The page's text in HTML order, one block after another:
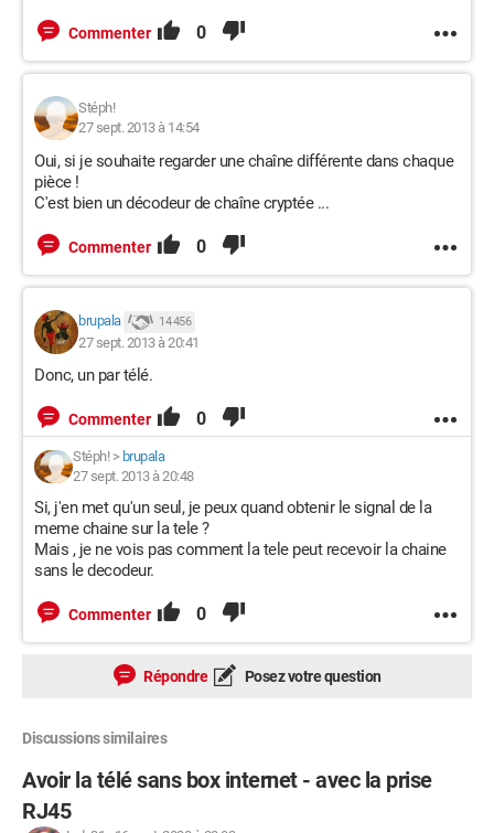
Commenter 0
Stéph!
27 sept. 2013 à 14:54
Oui, si je souhaite regarder une chaîne différente dans chaque
pièce !
C'est bien un décodeur de chaîne cryptée ...
Commenter 0
brupala 14 456
27 sept. 2013 à 20:41
Donc, un par télé.
Commenter 0
Stéph!> brupala
27 sept. 2013 à 20:48
Si, j'en met qu'un seul, je peux quand obtenir le signal de la
meme chaine sur la tele ?
Mais , je ne vois pas comment la tele peut recevoir la chaine
sans le decodeur.
Commenter 0
Répondre Posez votre question
Discussions similaires
Avoir la télé sans box internet - avec la prise
RJ45